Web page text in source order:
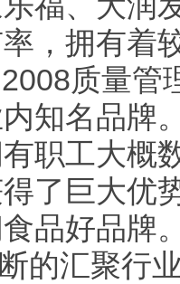
，拥有着
质量管
知名品牌
职工大概
了巨大优
品好品牌
汇聚行业